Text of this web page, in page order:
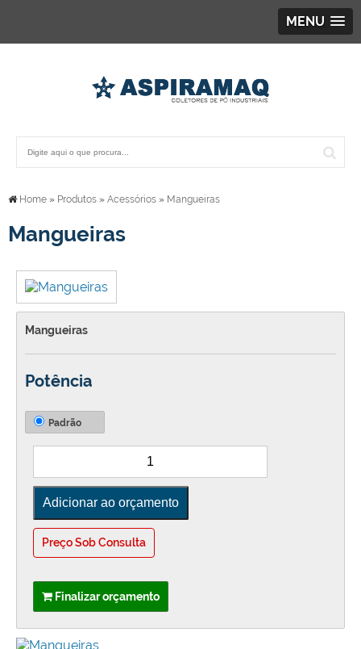
MENU
Home » Produtos » Acessórios » Mangueiras
Mangueiras
Mangueiras
Potência
Padrão
Preço Sob Consulta
Finalizar orçamento